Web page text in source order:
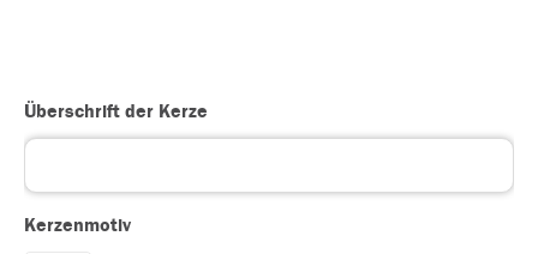
Überschrift der Kerze
Kerzenmotiv